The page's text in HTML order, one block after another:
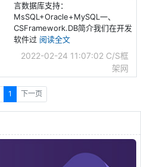
言数据库支持：
MsSQL+Oracle+MySQL一、
CSFramework.DB简介我们在开发
软件过 阅读全文
2022-02-24 11:07:02 C/S框
架网
1 下一页